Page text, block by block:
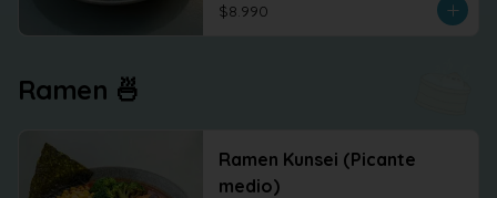
$8.990
Ramen 🍜
Ramen Kunsei (Picante
medio)